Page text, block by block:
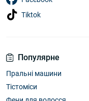
Популярне
Пральні машини
Тістоміси
Tiktok